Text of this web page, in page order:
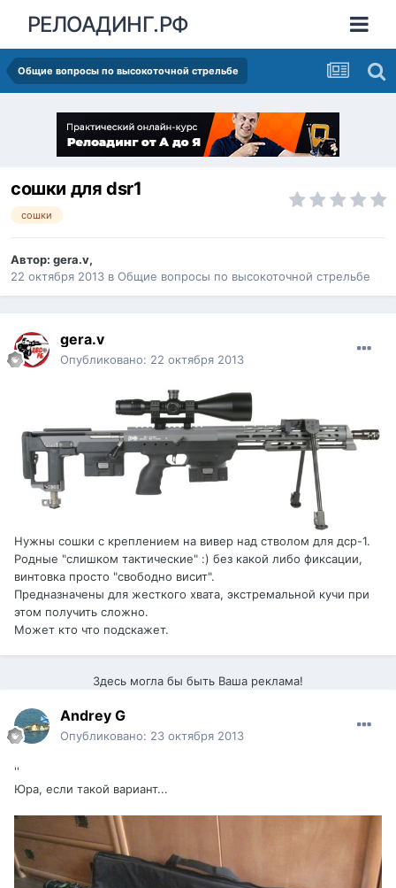
РЕЛОАДИНГ.РФ
Общие вопросы по высокоточной стрельбе
сошки для dsr1
сошки
Автор: gera.v,
22 октября 2013 в Общие вопросы по высокоточной стрельбе
gera.v
Опубликовано: 22 октября 2013
Нужны сошки с креплением на вивер над стволом для дср-1.
Родные "слишком тактические" :) без какой либо фиксации,
винтовка просто "свободно висит".
Предназначены для жесткого хвата, экстремальной кучи при
этом получить сложно.
Может кто что подскажет.
Здесь могла бы быть Ваша реклама!
Andrey G
Опубликовано: 23 октября 2013
''
Юра, если такой вариант...